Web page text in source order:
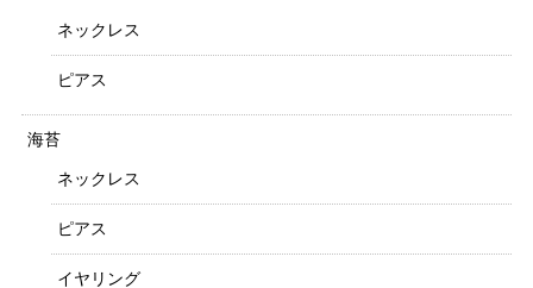
ネックレス
ピアス
海苔
ネックレス
ピアス
イヤリング